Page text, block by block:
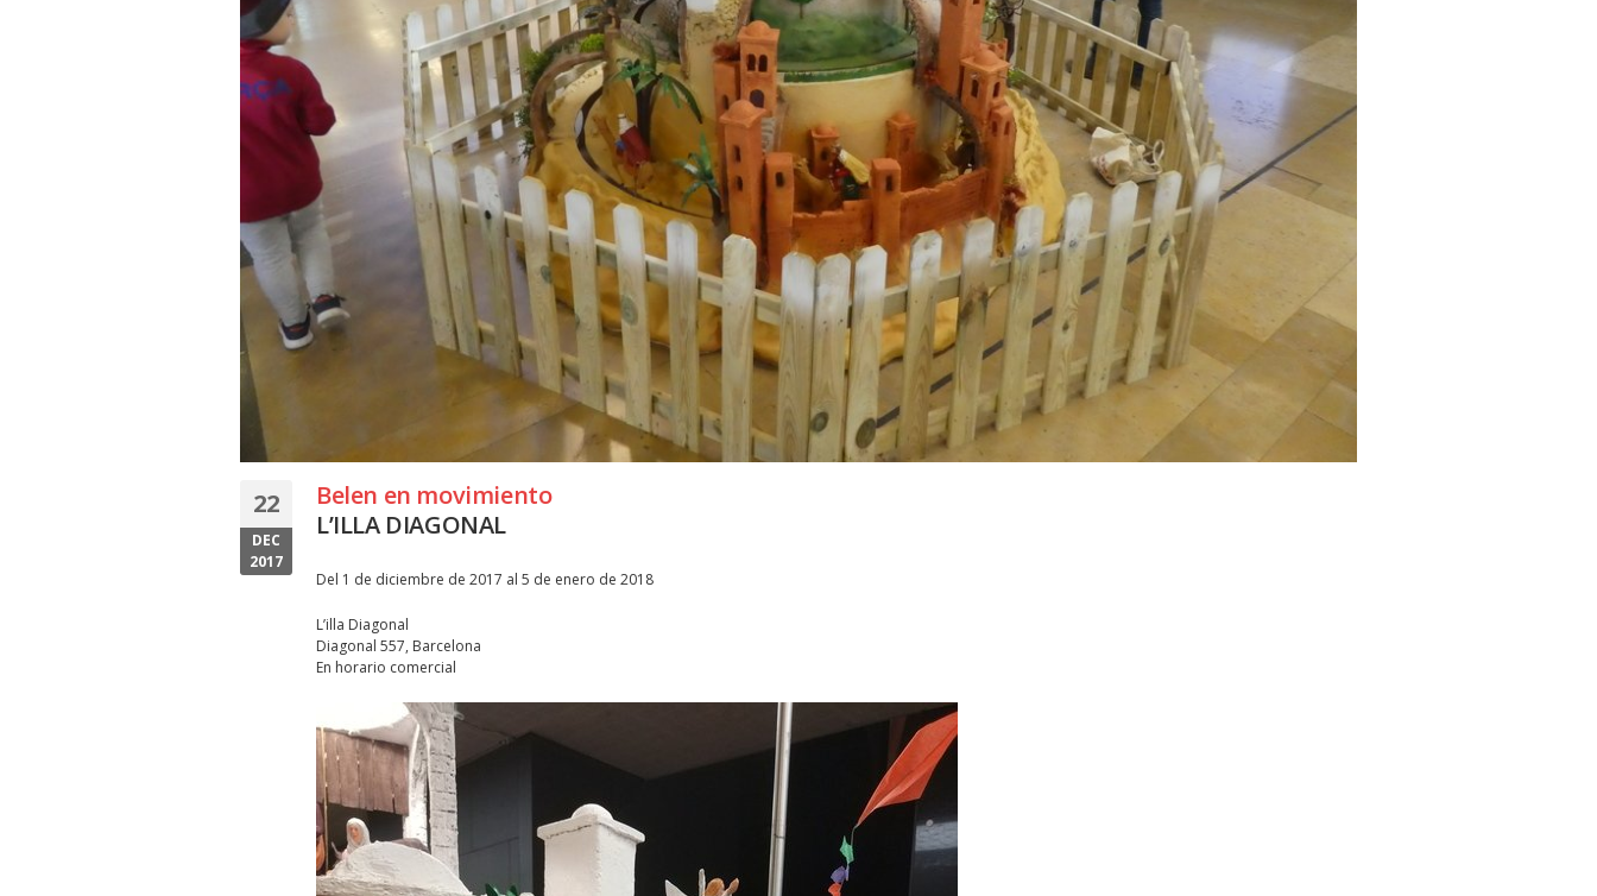
22
DEC
2017
Belen en movimiento
L’ILLA DIAGONAL
Del 1 de diciembre de 2017 al 5 de enero de 2018
L’illa Diagonal
Diagonal 557, Barcelona
En horario comercial